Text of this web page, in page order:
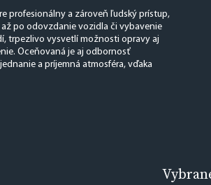
profesionálny a zároveň ľudský prístup,
po odovzdanie vozidla či vybavenie
trpezlivo vysvetlí možnosti opravy aj
Oceňovaná je aj odbornosť
a príjemná atmosféra, vďaka